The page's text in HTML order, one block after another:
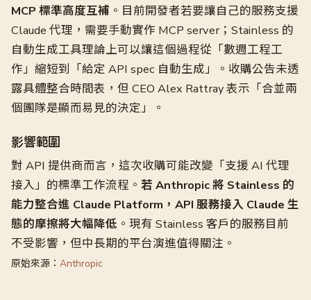
MCP 標準高度互補 。目前開發者若要讓自己的服務支援
Claude 代理，需要手動實作 MCP server；Stainless 的
自動生成工具理論上可以讓這個過程從「數週工程工
作」縮短到「給定 API spec 自動生成」。收購公告未透
露具體整合時間表，但 CEO Alex Rattray 表示「合並兩
個團隊是顯而易見的決定」。
影響範圍
對 API 提供商而言，這次收購可能改變「支援 AI 代理
接入」的標準工作流程。 若 Anthropic 將 Stainless 的
能力整合進 Claude Platform，API 服務接入 Claude 生
態的摩擦將大幅降低 。現有 Stainless 客戶的服務目前
不受影響，但中長期的平台演進值得關注。
原始來源： Anthropic